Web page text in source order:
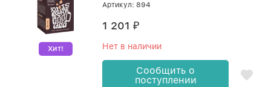
Хит!
Артикул: 894
1 201₽
Нет в наличии
Сообщить о
поступлении